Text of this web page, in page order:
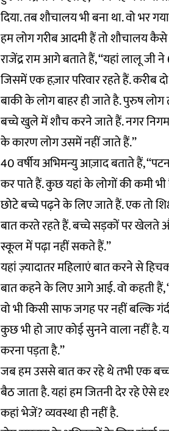
दिया. तब शौचालय भी बना था. वो भर
हम लोग गरीब आदमी हैं तो शौचालय कैसे
राजेंद्र राम आगे बताते हैं, ‘‘यहां लालू
जिसमें एक हज़ार परिवार रहते हैं. करीब
बाकी के लोग बाहर ही जाते है. पुरुष
बच्चे खुले में शौच करने जाते हैं. नगर निगम
के कारण लोग उसमें नहीं जाते हैं.’’
40 वर्षीय अभिमन्यु आज़ाद बताते हैं,
कर पाते हैं. कुछ यहां के लोगों की कमी
छोटे बच्चे पढ़ने के लिए जाते हैं. एक तो
बात करते रहते हैं. बच्चे सड़कों पर खेलते
स्कूल में पढ़ा नहीं सकते हैं.’’
यहां ज़्यादातर महिलाएं बात करने से
बात कहने के लिए आगे आई. वो कहती हैं,
वो भी किसी साफ जगह पर नहीं बल्कि
कुछ भी हो जाए कोई सुनने वाला नहीं
करना पड़ता है.’’
जब हम उससे बात कर रहे थे तभी एक
बैठ जाता है. यहां हम जितनी देर रहे ऐसे
कहां भेजें? व्यवस्था ही नहीं है.